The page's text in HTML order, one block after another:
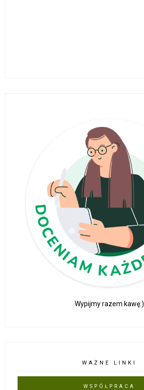
Wypijmy razem kawę:)
WAŻNE LINKI
WSPÓŁPRACA